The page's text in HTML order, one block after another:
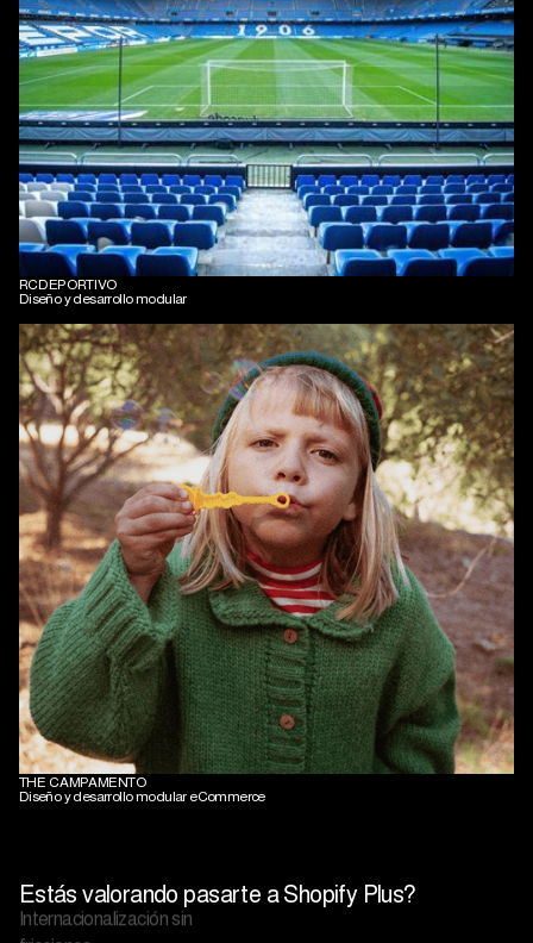
RCDEPORTIVO
Diseño y desarrollo modular
THE CAMPAMENTO
Diseño y desarrollo modular eCommerce
Estás valorando pasarte a Shopify Plus?
Eficiencia, velocidad y
control
Internacionalización sin
fricciones